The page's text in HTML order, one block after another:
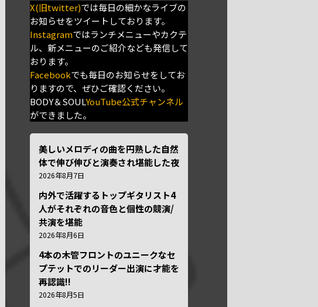
X(旧twitter)では毎日の細かなライブの
お知らせをツイートしております。
Instagramではランチメニューやカクテ
ル、新メニューのご紹介なども発信して
おります。
Facebookでも毎日のお知らせをしてお
りますので、ぜひご確認ください。
BODY＆SOULYouTube公式チャンネル
ができました。
美しいメロディの曲を円熟した自然
体で伸び伸びと演奏され堪能した夜
2026年8月7日
内外で活躍するトップギタリスト4
人がそれぞれの音色と個性の競演/
共演を堪能
2026年8月6日
4本の木管フロントのユニークなセ
プテットでのリーダー出演に才能を
再認識!!
2026年8月5日